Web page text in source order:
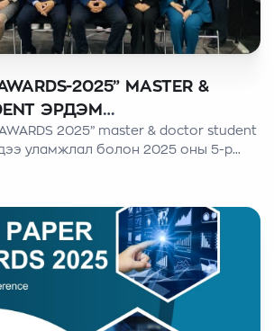
2025” MASTER &
ЭРДЭМ
ХУРЛЫН ӨРГӨМЖЛӨЛ,
ЁСЛОЛ
AWARDS 2025” master & doctor student
уламжлал болон 2025 оны 5-р
АШУҮИС дээр амжилттай зохион